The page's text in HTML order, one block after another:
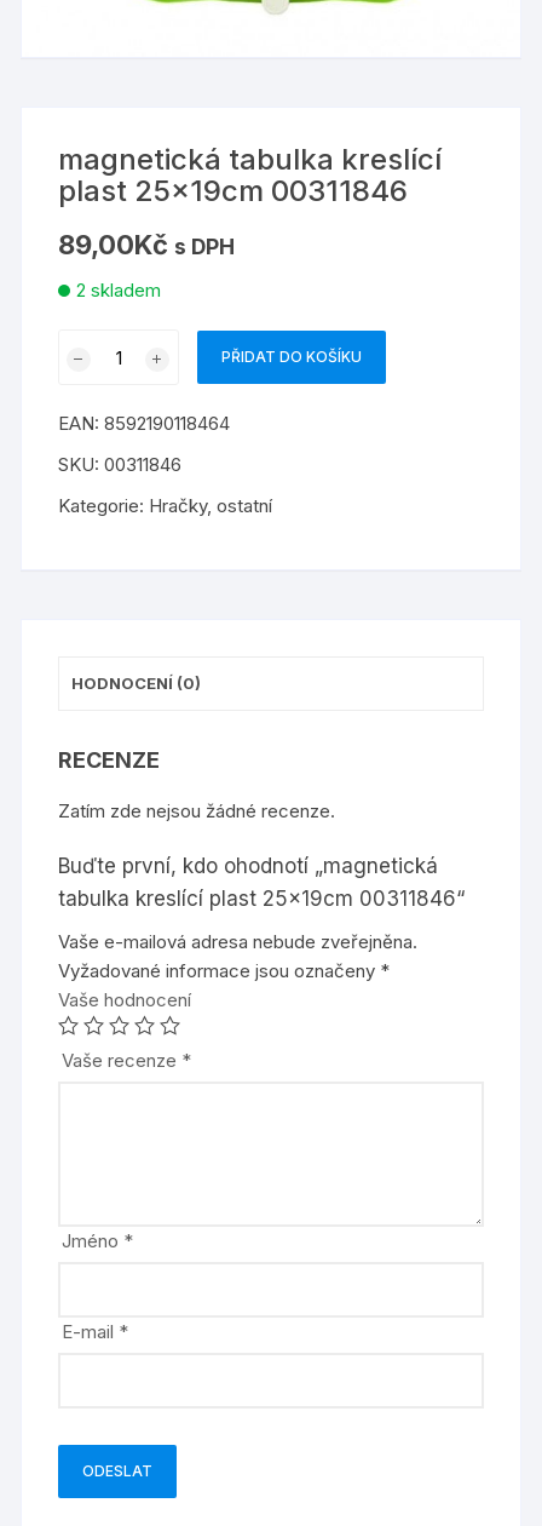
magnetická tabulka kreslící
plast 25x19cm 00311846
89,00Kč s DPH
2 skladem
plast
25x19cm
množství
PŘIDAT DO KOŠÍKU
EAN:8592190118464
SKU:00311846
Kategorie: Hračky,ostatní
HODNOCENÍ (0)
RECENZE
Zatím zde nejsou žádné recenze.
Buďte první, kdo ohodnotí „magnetická
tabulka kreslící plast 25x19cm 00311846“
Vaše e-mailová adresa nebude zveřejněna.
Vyžadované informace jsou označeny *
Vaše hodnocení
Vaše recenze *
Jméno *
E-mail *